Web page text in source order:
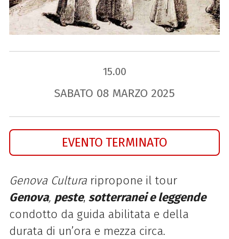
15.00
SABATO 08 MARZO 2025
EVENTO TERMINATO
Genova Culturaripropone il tour
Genova, peste, sotterranei e leggende
condotto da guida abilitata e della
durata di un’ora e mezza circa.